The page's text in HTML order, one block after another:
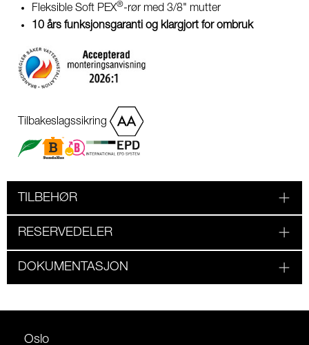
Fleksible Soft PEX®-rør med 3/8" mutter
10 års funksjonsgaranti og klargjort for ombruk
Tilbakeslagssikring
TILBEHØR
RESERVEDELER
DOKUMENTASJON
Oslo